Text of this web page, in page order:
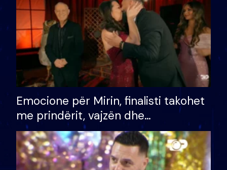
Emocione për Mirin, finalisti takohet
me prindërit, vajzën dhe
bashkëshorten: S’kemi ndonjë letër
divorci apo jo?